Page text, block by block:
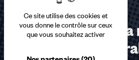
Ce site utilise des cookies et
vous donne le contrôle sur ceux
que vous souhaitez activer
Abonnez-vous à